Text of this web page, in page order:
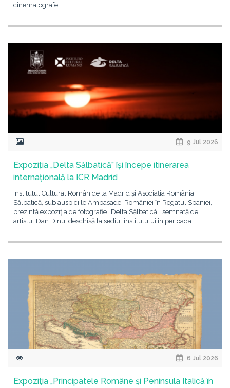
cinematografe,
9 Jul 2026
Expoziția „Delta Sălbatică” își începe itinerarea
internațională la ICR Madrid
Institutul Cultural Român de la Madrid și Asociația România
Sălbatică, sub auspiciile Ambasadei României în Regatul Spaniei,
prezintă expoziția de fotografie „Delta Sălbatică”, semnată de
artistul Dan Dinu, deschisă la sediul institutului în perioada
6 Jul 2026
Expoziţia „Principatele Române şi Peninsula Italică în